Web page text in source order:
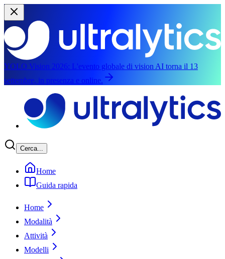
YOLO Vision 2026: L'evento globale di vision AI torna il 13
settembre, in presenza e online.
Cerca...
Home
Guida rapida
Home
Modalità
Attività
Modelli